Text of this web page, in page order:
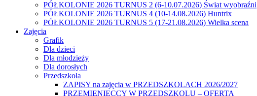
PÓŁKOLONIE 2026 TURNUS 2 (6-10.07.2026) Świat wyobraźni
PÓŁKOLONIE 2026 TURNUS 4 (10-14.08.2026) Huntrix
PÓŁKOLONIE 2026 TURNUS 5 (17-21.08.2026) Wielka scena
Zajęcia
Grafik
Dla dzieci
Dla młodzieży
Dla dorosłych
Przedszkola
ZAPISY na zajęcia w PRZEDSZKOLACH 2026/2027
PRZEMIENIECCY W PRZEDSZKOLU – OFERTA